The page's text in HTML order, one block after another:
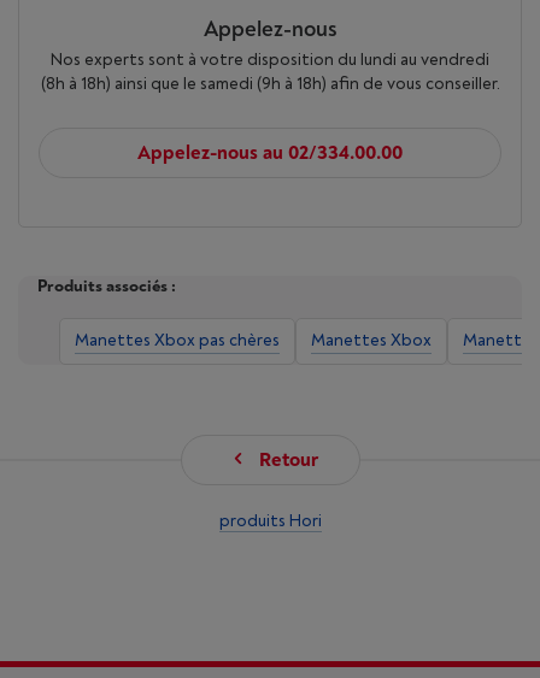
Appelez-nous
Nos experts sont à votre disposition du lundi au vendredi
(8h à 18h) ainsi que le samedi (9h à 18h) afin de vous conseiller.
Appelez-nous au 02/334.00.00
Produits associés :
Manettes Xbox pas chères Manettes Xbox Manettes
Retour
produits Hori